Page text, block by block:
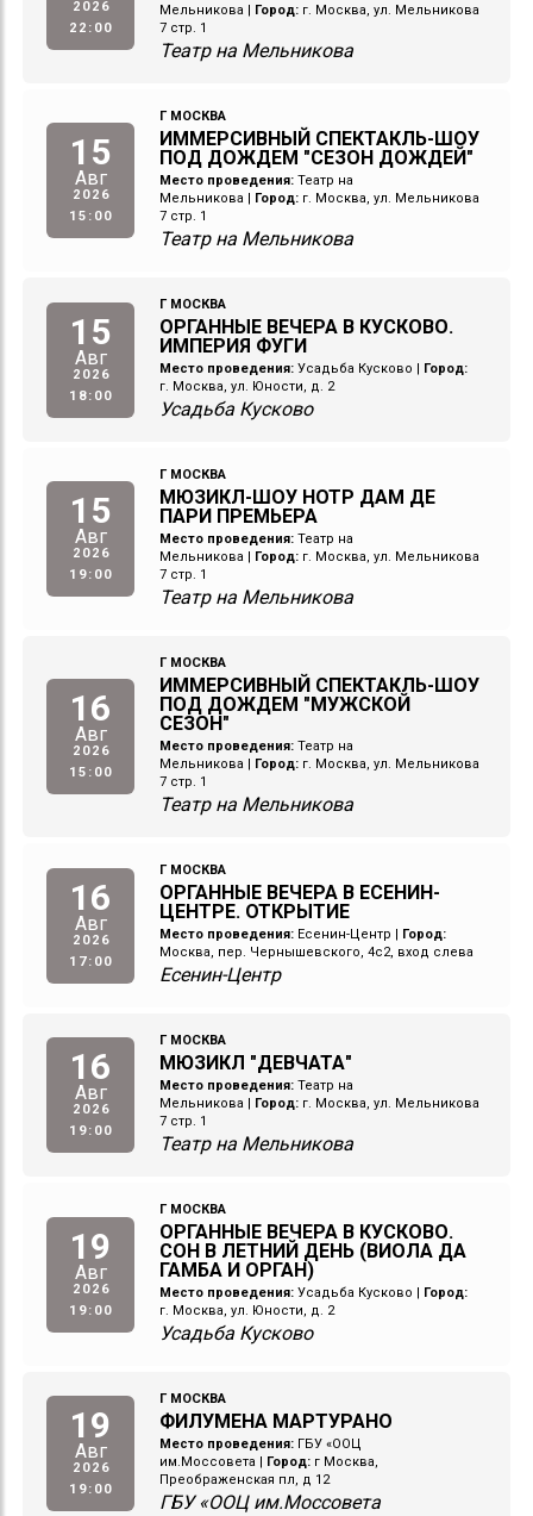
2026
22:00
Мельникова
Город: г. Москва, ул. Мельникова
7 стр. 1
Театр на Мельникова
15
Авг
2026
15:00
Г МОСКВА
ИММЕРСИВНЫЙ СПЕКТАКЛЬ-ШОУ
ПОД ДОЖДЕМ "СЕЗОН ДОЖДЕЙ"
Место проведения: Театр на
Мельникова
Город: г. Москва, ул. Мельникова
7 стр. 1
Театр на Мельникова
15
Авг
2026
18:00
Г МОСКВА
ОРГАННЫЕ ВЕЧЕРА В КУСКОВО.
ИМПЕРИЯ ФУГИ
Место проведения: Усадьба Кусково
Город:
г. Москва, ул. Юности, д. 2
Усадьба Кусково
15
Авг
2026
19:00
Г МОСКВА
МЮЗИКЛ-ШОУ НОТР ДАМ ДЕ
ПАРИ ПРЕМЬЕРА
Место проведения: Театр на
Мельникова
Город: г. Москва, ул. Мельникова
7 стр. 1
Театр на Мельникова
16
Авг
2026
15:00
Г МОСКВА
ИММЕРСИВНЫЙ СПЕКТАКЛЬ-ШОУ
ПОД ДОЖДЕМ "МУЖСКОЙ
СЕЗОН"
Место проведения: Театр на
Мельникова
Город: г. Москва, ул. Мельникова
7 стр. 1
Театр на Мельникова
16
Авг
2026
17:00
Г МОСКВА
ОРГАННЫЕ ВЕЧЕРА В ЕСЕНИН-
ЦЕНТРЕ. ОТКРЫТИЕ
Место проведения: Есенин-Центр
Город:
Москва, пер. Чернышевского, 4с2, вход слева
Есенин-Центр
16
Авг
2026
19:00
Г МОСКВА
МЮЗИКЛ "ДЕВЧАТА"
Место проведения: Театр на
Мельникова
Город: г. Москва, ул. Мельникова
7 стр. 1
Театр на Мельникова
19
Авг
2026
19:00
Г МОСКВА
ОРГАННЫЕ ВЕЧЕРА В КУСКОВО.
СОН В ЛЕТНИЙ ДЕНЬ (ВИОЛА ДА
ГАМБА И ОРГАН)
Место проведения: Усадьба Кусково
Город:
г. Москва, ул. Юности, д. 2
Усадьба Кусково
19
Авг
2026
19:00
Г МОСКВА
ФИЛУМЕНА МАРТУРАНО
Место проведения: ГБУ «ООЦ
им.Моссовета
Город: г Москва,
Преображенская пл, д 12
ГБУ «ООЦ им.Моссовета